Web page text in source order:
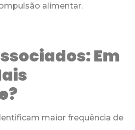
alimentar.
Em
maior frequência de